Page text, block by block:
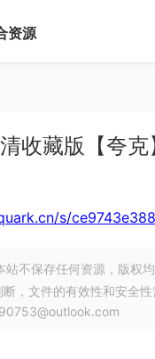
资源
收藏版【夸克
s/
不保存任何资源，版权
，文件的有效性和安全